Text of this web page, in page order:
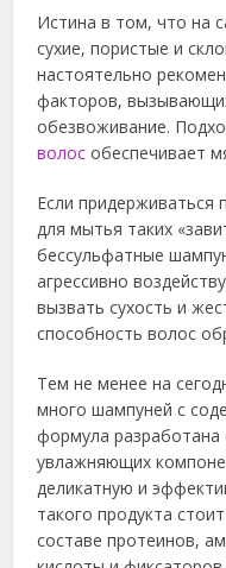
Истина в том, что на
сухие, пористые и
настоятельно
факторов,
обезвоживание.
волос обеспечивает
Если придерживаться
для мытья таких
бессульфатные
агрессивно
вызвать сухость и
способность волос
Тем не менее на
много шампуней с
формула разработана
увлажняющих
деликатную и
такого продукта
составе протеинов,